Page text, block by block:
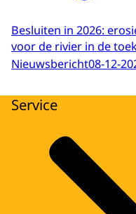
Besluiten in 2026:
voor de rivier in de
Nieuwsbericht08-12-
Service